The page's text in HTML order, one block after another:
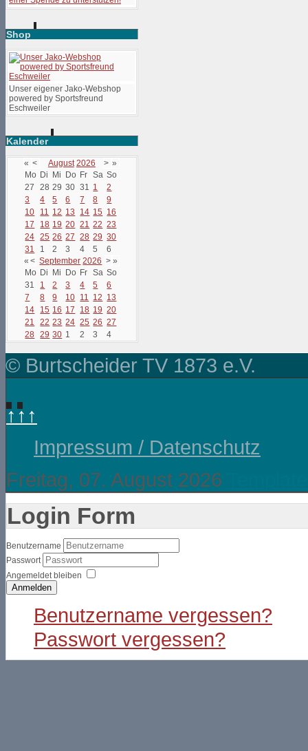
Shop
Unser eigener Jako-Webshop
powered by Sportsfreund
Eschweiler
Kalender
« < August 2026 > »
Mo Di Mi Do Fr Sa So
27
28 29 30 31 1
2
3
4 5 6 7 8
9
10
11 12 13 14 15 16
17
18 19 20 21 22 23
24 25 26 27 28 29 30
31
1 2 3 4 5
6
« < September 2026 > »
Mo Di Mi Do Fr Sa So
31
1 2 3 4 5
6
7
8 9 10 11 12 13
14
15 16 17 18 19 20
21
22 23 24 25 26 27
28 29 30 1 2 3 4
© Burtscheider TV 1873 e.V.
↑↑↑
Impressum / Datenschutz
Freitag, 07. August 2026
Login Form
Benutzername
Passwort
Angemeldet bleiben
Anmelden
Benutzername vergessen?
Passwort vergessen?